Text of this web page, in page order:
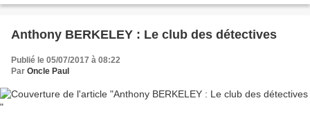
Anthony BERKELEY : Le club des détectives
Publié le 05/07/2017 à 08:22
Par Oncle Paul